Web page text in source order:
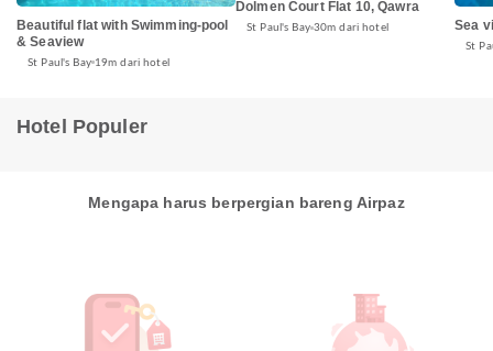
Beautiful flat with Swimming-pool
& Seaview
St Paul's Bay 19m dari hotel
Dolmen Court Flat 10, Qawra
St Paul's Bay 30m dari hotel Sea
St
Hotel Populer
Mengapa harus berpergian bareng Airpaz